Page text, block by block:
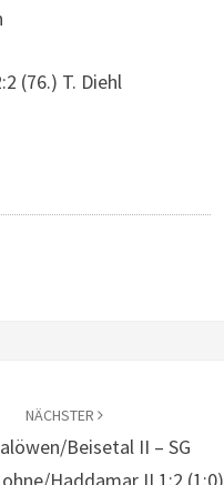
(76.) T. Diehl
NÄCHSTER
Beisetal II – SG